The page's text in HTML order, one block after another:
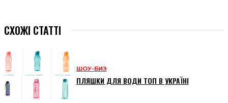
СХОЖІ СТАТТІ
ШОУ-БИЗ
ПЛЯШКИ ДЛЯ ВОДИ ТОП В УКРАЇНІ